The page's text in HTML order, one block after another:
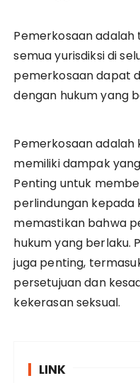
Pemerkosaan
semua yurisdiksi di
pemerkosaan dapat
dengan hukum yang
Pemerkosaan adalah
memiliki dampak
Penting untuk
perlindungan
memastikan bahwa
hukum yang berlaku.
juga penting,
persetujuan dan
kekerasan seksual.
LINK